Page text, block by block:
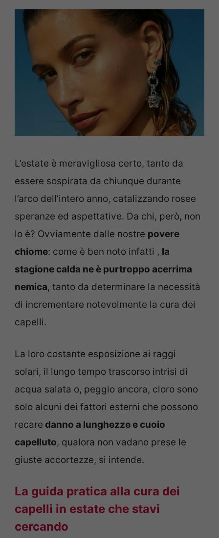
L’estate è meravigliosa certo, tanto da
essere sospirata da chiunque durante
l’arco dell’intero anno, catalizzando rosee
speranze ed aspettative. Da chi, però, non
lo è? Ovviamente dalle nostre povere
chiome: come è ben noto infatti , la
stagione calda ne è purtroppo acerrima
nemica, tanto da determinare la necessità
di incrementare notevolmente la cura dei
capelli.
La loro costante esposizione ai raggi
solari, il lungo tempo trascorso intrisi di
acqua salata o, peggio ancora, cloro sono
solo alcuni dei fattori esterni che possono
recare danno a lunghezze e cuoio
capelluto, qualora non vadano prese le
giuste accortezze, si intende.
La guida pratica alla cura dei
capelli in estate che stavi
cercando